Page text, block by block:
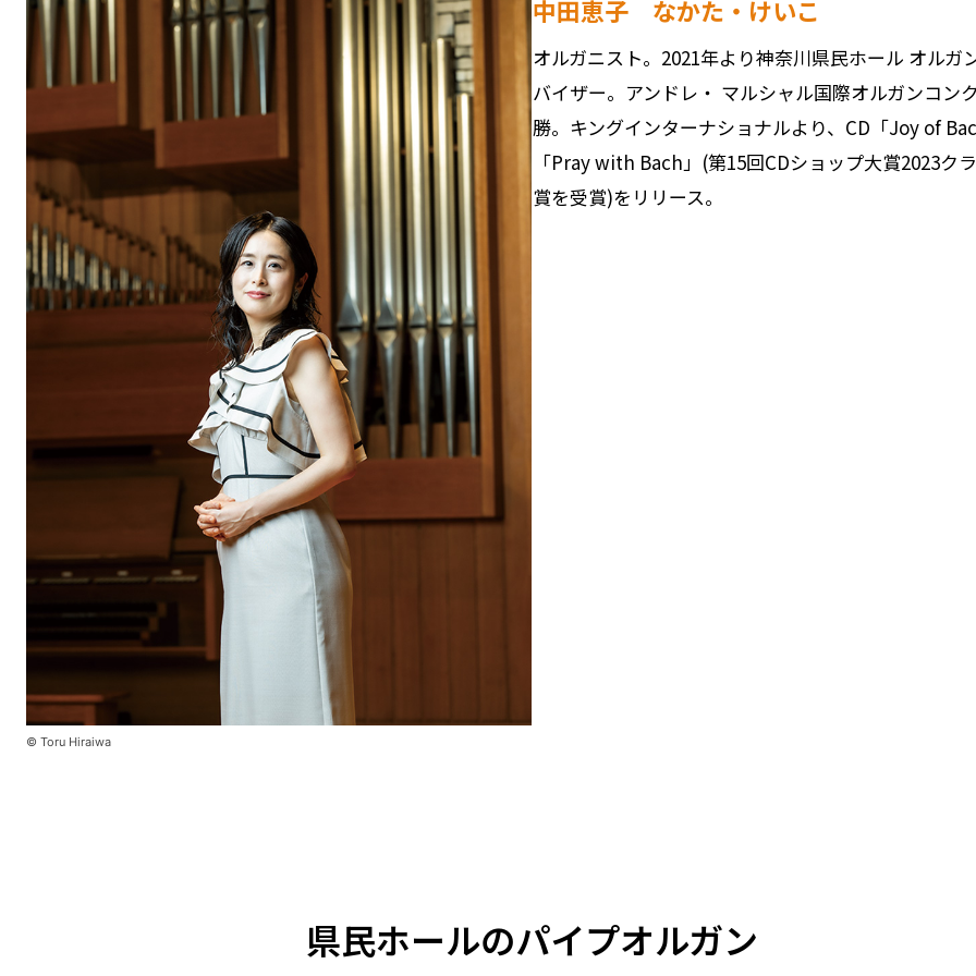
© Toru Hiraiwa
中田恵子 なかた・けいこ
オルガニスト。2021年より神奈川県民ホール オルガ
バイザー。アンドレ・ マルシャル国際オルガンコン
勝。キングインターナショナルより、CD「Joy of
「Pray with Bach」(第15回CDショップ大賞2023ク
賞を受賞)をリリース。
県民ホールのパイプオルガン